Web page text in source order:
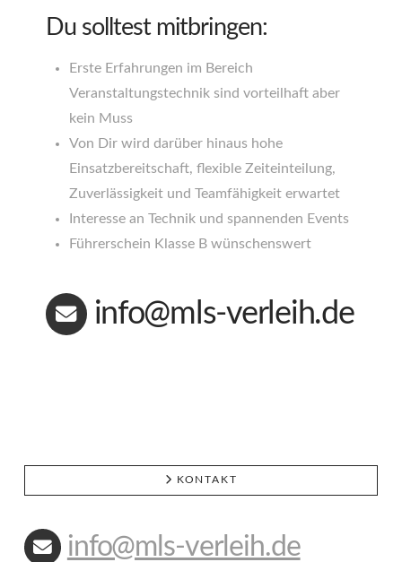
Du solltest mitbringen:
Erste Erfahrungen im Bereich
Veranstaltungstechnik sind vorteilhaft aber
kein Muss
Von Dir wird darüber hinaus hohe
Einsatzbereitschaft, flexible Zeiteinteilung,
Zuverlässigkeit und Teamfähigkeit erwartet
Interesse an Technik und spannenden Events
Führerschein Klasse B wünschenswert
info@mls-verleih.de
KONTAKT
info@mls-verleih.de